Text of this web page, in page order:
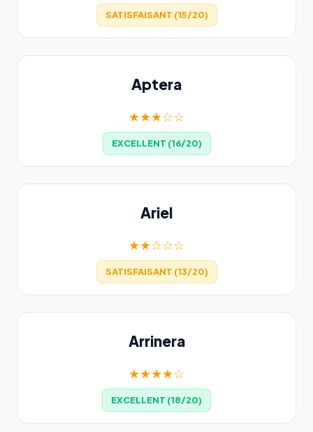
SATISFAISANT (15/20)
Aptera
★★★☆☆
EXCELLENT (16/20)
Ariel
★★☆☆☆
SATISFAISANT (13/20)
Arrinera
★★★★☆
EXCELLENT (18/20)